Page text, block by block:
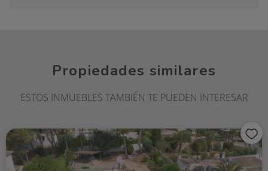
Propiedades similares
ESTOS INMUEBLES TAMBIÉN TE PUEDEN INTERESAR